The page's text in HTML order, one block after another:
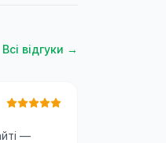
Всі відгуки →
—